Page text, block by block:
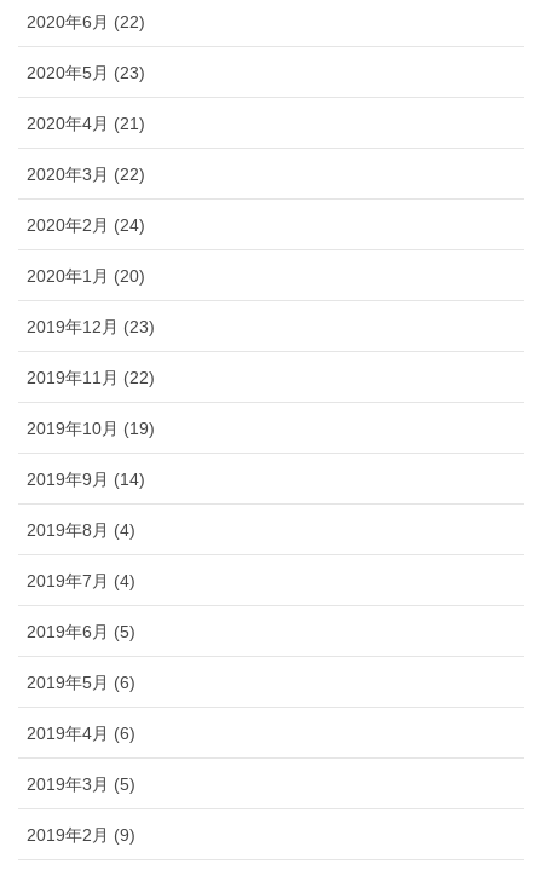
2020年6月 (22)
2020年5月 (23)
2020年4月 (21)
2020年3月 (22)
2020年2月 (24)
2020年1月 (20)
2019年12月 (23)
2019年11月 (22)
2019年10月 (19)
2019年9月 (14)
2019年8月 (4)
2019年7月 (4)
2019年6月 (5)
2019年5月 (6)
2019年4月 (6)
2019年3月 (5)
2019年2月 (9)